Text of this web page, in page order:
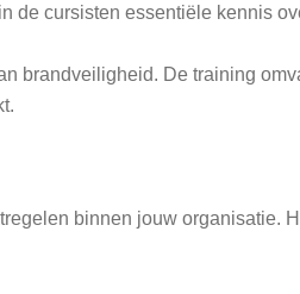
de cursisten essentiële kennis
brandveiligheid. De training
binnen jouw organisatie.